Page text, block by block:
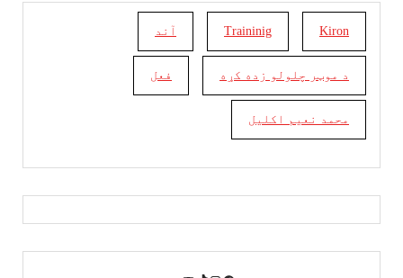
Kiron
Traininig آند
د موټر چلولو زده کړه فعل
محمد نعیم اکلیل